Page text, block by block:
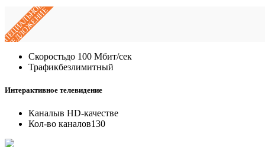
ПРЕДЛОЖЕНИЕ
Скоростьдо 100 Мбит/сек
Трафикбезлимитный
Интерактивное телевидение
Каналыв HD-качестве
Кол-во каналов130